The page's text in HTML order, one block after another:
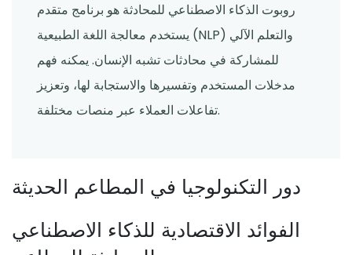
روبوت الذكاء الاصطناعي للمحادثة هو برنامج متقدم
يستخدم معالجة اللغة الطبيعية (NLP) والتعلم الآلي
للمشاركة في محادثات تشبه الإنسان. يمكنه فهم
مدخلات المستخدم وتفسيرها والاستجابة لها، وتعزيز
تفاعلات العملاء عبر منصات مختلفة.
دور التكنولوجيا في المطاعم الحديثة
الفوائد الاقتصادية للذكاء الاصطناعي